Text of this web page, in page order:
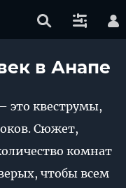
в Анапе
это квеструмы,
Сюжет,
комнат
чтобы всем